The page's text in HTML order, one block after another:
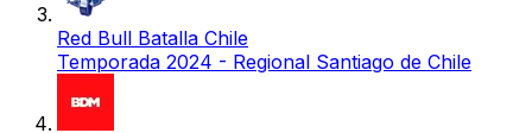
Red Bull Batalla Chile
Temporada 2024 - Regional Santiago de Chile